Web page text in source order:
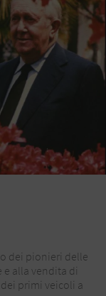
dei pionieri delle
alla vendita di
primi veicoli a